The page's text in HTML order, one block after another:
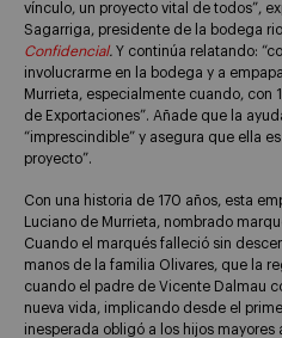
vínculo, un proyecto vital de todos”,
Sagarriga, presidente de la bodega
Confidencial. Y continúa relatando:
involucrarme en la bodega y a
Murrieta, especialmente cuando, con
de Exportaciones”. Añade que la
“imprescindible” y asegura que ella
proyecto”.
Con una historia de 170 años, esta
Luciano de Murrieta, nombrado
Cuando el marqués falleció sin
manos de la familia Olivares, que la
cuando el padre de Vicente Dalmau
nueva vida, implicando desde el
inesperada obligó a los hijos